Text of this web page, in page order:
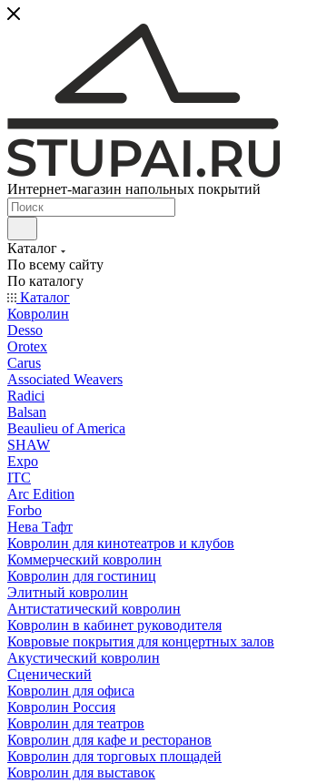
Интернет-магазин напольных покрытий
Каталог
По всему сайту
По каталогу
Каталог
Ковролин
Desso
Orotex
Carus
Associated Weavers
Radici
Balsan
Beaulieu of America
SHAW
Expo
ITC
Arc Edition
Forbo
Нева Тафт
Ковролин для кинотеатров и клубов
Коммерческий ковролин
Ковролин для гостиниц
Элитный ковролин
Антистатический ковролин
Ковролин в кабинет руководителя
Ковровые покрытия для концертных залов
Акустический ковролин
Сценический
Ковролин для офиса
Ковролин Россия
Ковролин для театров
Ковролин для кафе и ресторанов
Ковролин для торговых площадей
Ковролин для выставок